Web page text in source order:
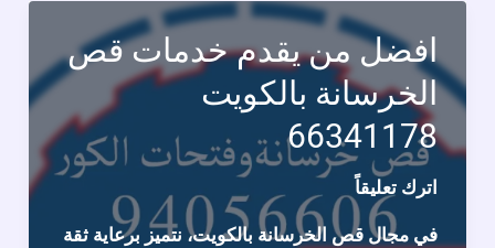
افضل من يقدم خدمات قص
الخرسانة بالكويت
66341178
اترك تعليقاً
في مجال قص الخرسانة بالكويت، نتميز برعاية ثقة